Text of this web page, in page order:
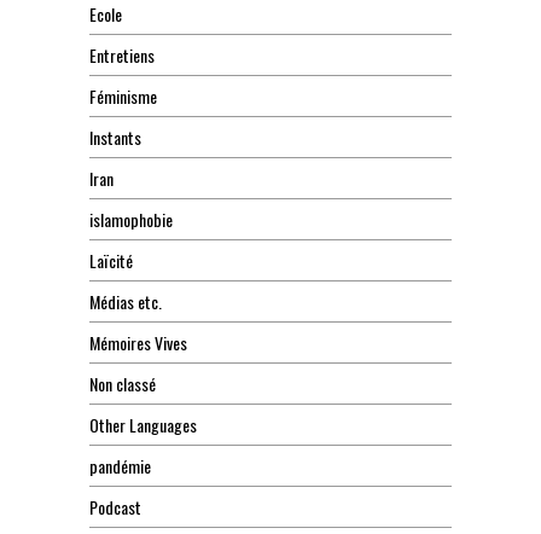
Ecole
Entretiens
Féminisme
Instants
Iran
islamophobie
Laïcité
Médias etc.
Mémoires Vives
Non classé
Other Languages
pandémie
Podcast